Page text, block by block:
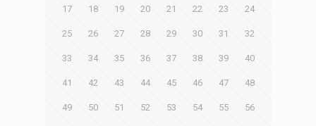
17 18 19 20 21 22 23 24
25 26 27 28 29 30 31 32
33 34 35 36 37 38 39 40
41 42 43 44 45 46 47 48
49 50 51 52 53 54 55 56